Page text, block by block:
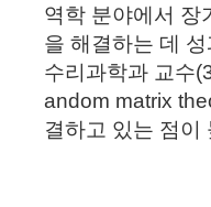
역학 분야에서 장
을 해결하는 데
수리과학과 교수
andom matrix
결하고 있는 점이